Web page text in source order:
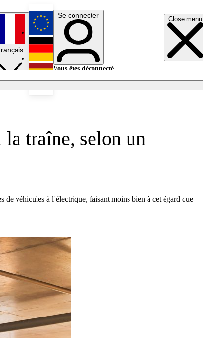
Close menu
English
Deutsch
Se connecter
Vous êtes déconnecté.
la traîne, selon un
véhicules à l’électrique, faisant moins bien à cet égard que